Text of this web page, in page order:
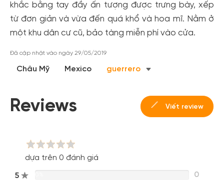
khắc bằng tay đầy ấn tượng được trưng bày, xếp
từ đơn giản và vừa đến quá khổ và hoa mĩ. Nằm ở
một khu dân cư cũ, bảo tàng miễn phí vào cửa.
Đã cập nhật vào ngày 29/05/2019
Châu Mỹ Mexico guerrero
Reviews Viết review
dựa trên 0 đánh giá
5 0